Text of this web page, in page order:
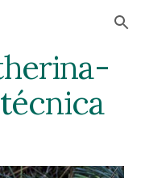
Skip to navigation